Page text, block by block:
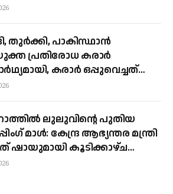
തുര്‍ക്കി, പാകിസ്ഥാന്‍
പ്രതിരോധ കരാര്‍
കരാര്‍ ഒപ്പുവെച്ചത്
ഹറമിന്റെ ചാരത്ത്
ലുലുവിന്റെ പുതിയ
മാൾ: കേന്ദ്ര ആഭ്യന്തര മന്ത്രി
ഷായുമായി കൂടിക്കാഴ്ച
എം.എ യൂസഫലി